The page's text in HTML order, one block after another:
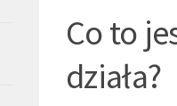
Co to
działa?